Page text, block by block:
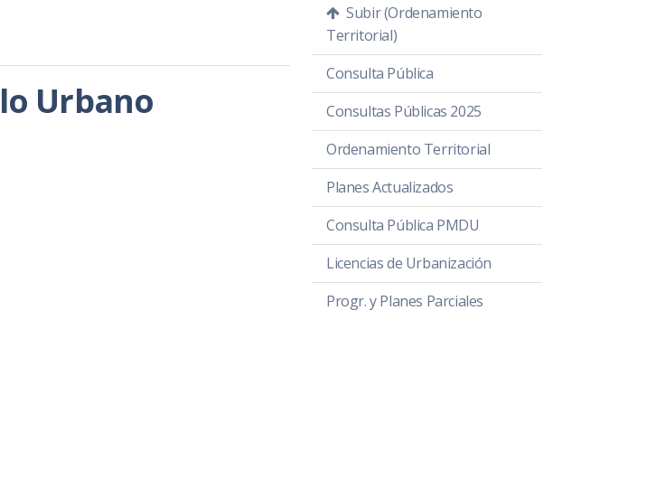
Urbano
Subir (Ordenamiento
Territorial)
Consulta Pública
Consultas Públicas 2025
Ordenamiento Territorial
Planes Actualizados
Consulta Pública PMDU
Licencias de Urbanización
Progr. y Planes Parciales